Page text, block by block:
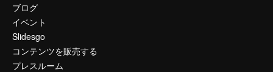
ブログ
イベント
Slidesgo
コンテンツを販売する
プレスルーム